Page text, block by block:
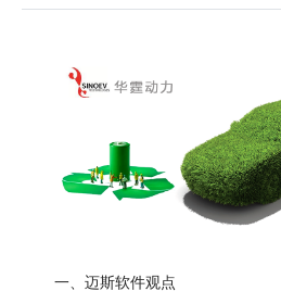
一、迈斯软件观点